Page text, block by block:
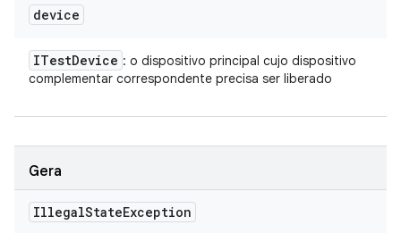
device
ITestDevice : o dispositivo principal cujo dispositivo
complementar correspondente precisa ser liberado
Gera
IllegalStateException